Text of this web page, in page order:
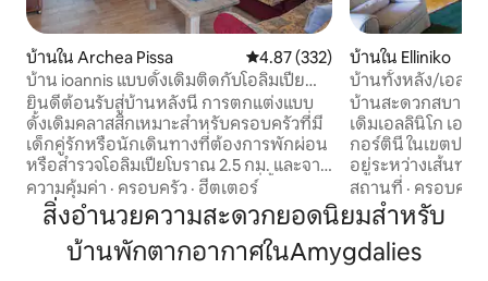
บ้านใน Archea Pissa คะแนนเฉลี่ย 4.87 จาก 5, 332 รีวิว
4.87 (332)
บ้าน ioannis แบบดั้งเดิมติดกับโอลิมเปีย
โบราณ
ยินดีต้อนรับสู่บ้านหลังนี้ การตกแต่งแบบ
ดั้งเดิมคลาสสิกเหมาะสำหรับครอบครัวที่มี
เด็กคู่รักหรือนักเดินทางที่ต้องการพักผ่อน
หรือสำรวจโอลิมเปียโบราณ 2.5 กม. และจาก
แหล่งโบราณคดีโอลิมเปียโบราณที่ชั้นล่างอ
พาร์ทเมนท์มี 2 ห้องนอนรองรับได้สูงสุด 5
คน เชื่อมต่ออินเทอร์เน็ตไร้สายฟรีพร้อมตู้
เสื้อผ้าห้องครัวที่มีอุปกรณ์ครบครันตู้เย็น
ความคุ้มค่า · ครอบครัว · ฮีตเตอร์
บ้านใน Elliniko
บ้านทั้งหลัง/เอลลินิ
บ้านสะดวกสบายใ
เดิมเอลลินิโก เอล
กอร์ตินี ในเขตปกคร
อยู่ระหว่างเส้นทา
คารีเทนา บนเนินเ
ของภูเขาเมนาโล
หมู่บ้านดั้งเดิมที่สวย
หนึ่งในพื้นที่ที่สวย
และสัมผัสประสบการ
สถานที่ · ครอบครัว
สิ่งอำนวยความสะดวกยอดนิยมสำหรับ
บ้านพักตากอากาศในAmygdalies